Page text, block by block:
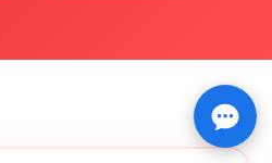
ำวิจัย รับทำวิทยานิพนธ์ รับทำ⇧